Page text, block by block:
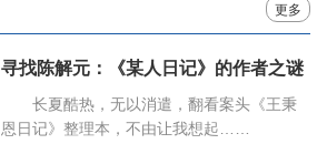
更多
寻找陈解元：《某人日记》的作者之谜
长夏酷热，无以消遣，翻看案头《王秉
恩日记》整理本，不由让我想起……